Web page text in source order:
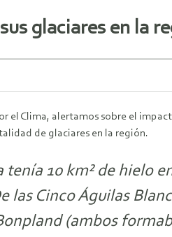
glaciares en la
el Clima, alertamos sobre el
de glaciares en la región.
10 km² de hielo
las Cinco Águilas
(ambos